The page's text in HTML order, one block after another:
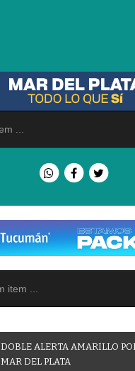
DOBLE ALERTA AMARILLO PO
MAR DEL PLATA